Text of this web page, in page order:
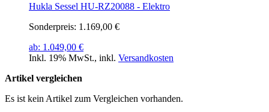
Hukla Sessel HU-RZ20088 - Elektro
Sonderpreis: 1.169,00 €
ab: 1.049,00 €
Inkl. 19% MwSt., inkl. Versandkosten
Artikel vergleichen
Es ist kein Artikel zum Vergleichen vorhanden.